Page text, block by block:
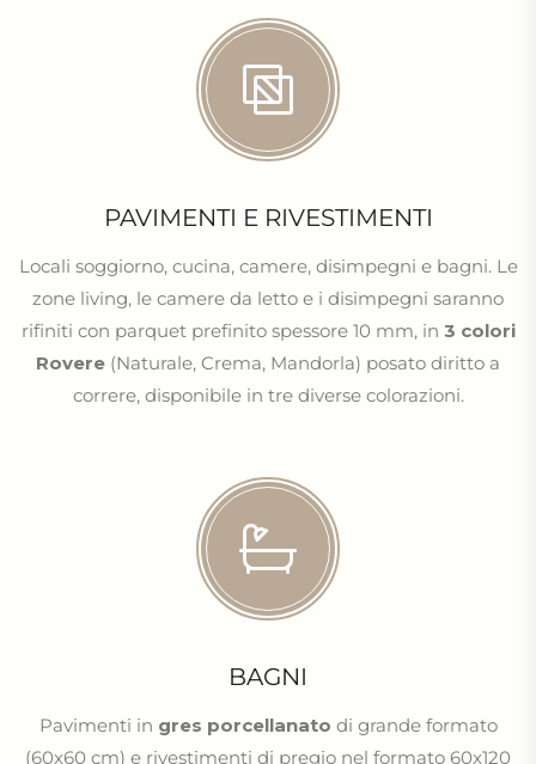
PAVIMENTI E RIVESTIMENTI
Locali soggiorno, cucina, camere, disimpegni e bagni. Le
zone living, le camere da letto e i disimpegni saranno
rifiniti con parquet prefinito spessore 10 mm, in 3 colori
Rovere (Naturale, Crema, Mandorla) posato diritto a
correre, disponibile in tre diverse colorazioni.
BAGNI
Pavimenti in gres porcellanato di grande formato
(60x60 cm) e rivestimenti di pregio nel formato 60x120